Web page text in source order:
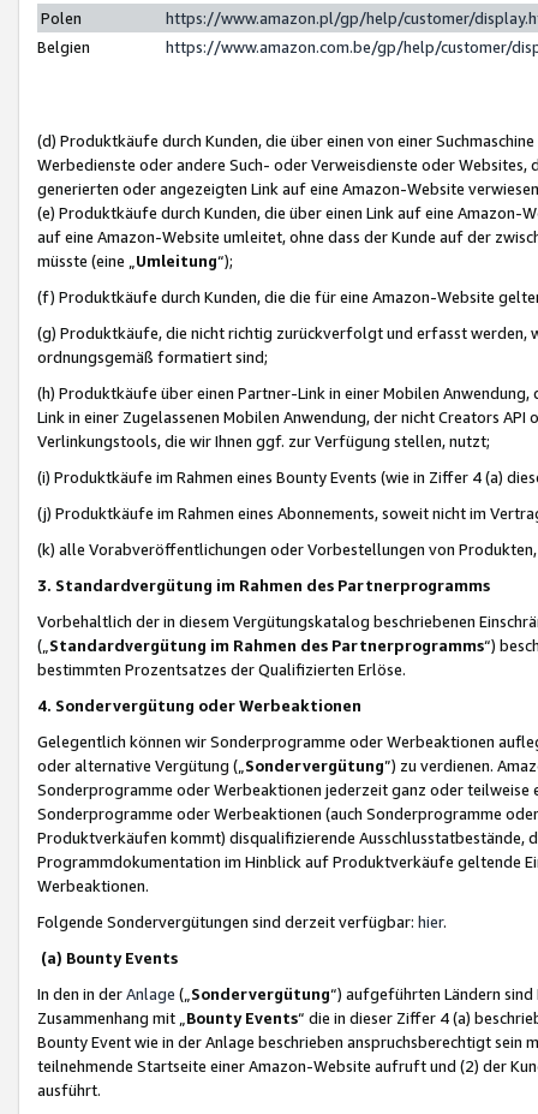
Polen
https://www.amazon.pl/gp/help/customer/
Belgien
https://www.amazon.com.be/gp/help/customer/
(d) Produktkäufe durch Kunden, die über einen von einer
Werbedienste oder andere Such- oder Verweisdienste oder Websites,
generierten oder angezeigten Link auf eine Amazon-Website
(e) Produktkäufe durch Kunden, die über einen Link auf eine
auf eine Amazon-Website umleitet, ohne dass der Kunde auf der
müsste (eine „ Umleitung“);
(f) Produktkäufe durch Kunden, die die für eine Amazon-Website
(g) Produktkäufe, die nicht richtig zurückverfolgt und erfasst werden,
ordnungsgemäß formatiert sind;
(h) Produktkäufe über einen Partner-Link in einer Mobilen
Link in einer Zugelassenen Mobilen Anwendung, der nicht Creators
Verlinkungstools, die wir Ihnen ggf. zur Verfügung stellen, nutzt;
(i) Produktkäufe im Rahmen eines Bounty Events (wie in Ziffer 4 (a)
(j) Produktkäufe im Rahmen eines Abonnements, soweit nicht im
(k) alle Vorabveröffentlichungen oder Vorbestellungen von
3. Standardvergütung im Rahmen des Partnerprogramms
Vorbehaltlich der in diesem Vergütungskatalog beschriebenen
(„ Standardvergütung im Rahmen des Partnerprogramms“)
bestimmten Prozentsatzes der Qualifizierten Erlöse.
4. Sondervergütung oder Werbeaktionen
Gelegentlich können wir Sonderprogramme oder Werbeaktionen
oder alternative Vergütung („ Sondervergütung”) zu verdienen.
Sonderprogramme oder Werbeaktionen jederzeit ganz oder
Sonderprogramme oder Werbeaktionen (auch Sonderprogramme
Produktverkäufen kommt) disqualifizierende Ausschlusstatbestände,
Programmdokumentation im Hinblick auf Produktverkäufe geltende
Werbeaktionen.
Folgende Sondervergütungen sind derzeit verfügbar: hier.
(a) Bounty Events
In den in derAnlage („ Sondervergütung“) aufgeführten Ländern
Zusammenhang mit „ Bounty Events“ die in dieser Ziffer 4 (a)
Bounty Event wie in der Anlage beschrieben anspruchsberechtigt sein
teilnehmende Startseite einer Amazon-Website aufruft und (2) der
ausführt.